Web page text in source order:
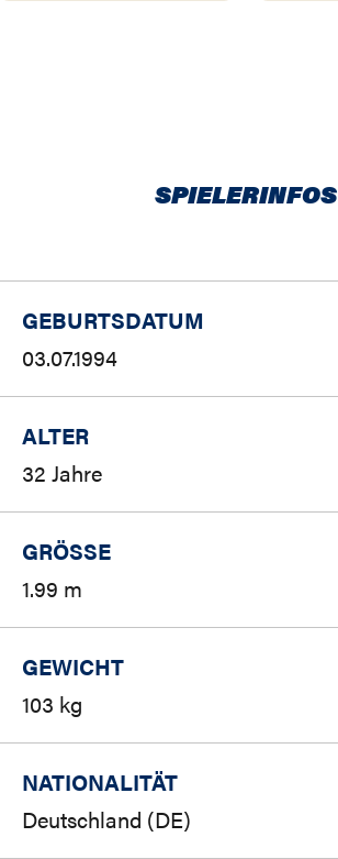
SPIELERINFOS
GEBURTSDATUM
03.07.1994
ALTER
32 Jahre
GRÖSSE
1.99 m
GEWICHT
103 kg
NATIONALITÄT
Deutschland (DE)